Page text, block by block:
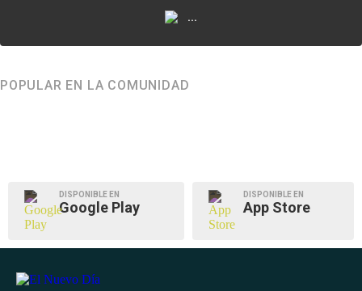
...
POPULAR EN LA COMUNIDAD
DISPONIBLE EN
Google Play
DISPONIBLE EN
App Store